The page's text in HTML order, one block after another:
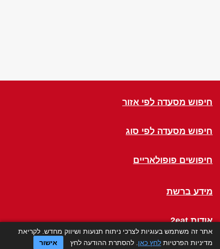
חיפוש מסעדה לפי אזור
חיפוש מסעדה לפי סוג
חיפושים פופולאריים
מידע ברשת
אודות 2eat
Click a Table
אתר זה משתמש בעוגיות לצרכי ניתוח תנועות ושיווק מחדש. לקריאת
מדיניות הפרטיות לחץ כאן . להסתרת ההודעה לחץ אישור